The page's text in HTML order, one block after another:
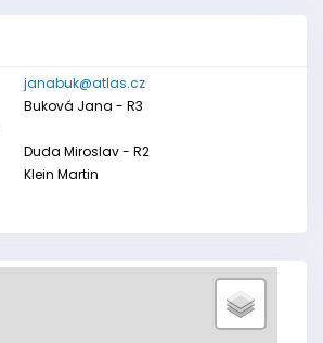
janabuk@atlas.cz
Buková Jana - R3
Duda Miroslav - R2
Klein Martin